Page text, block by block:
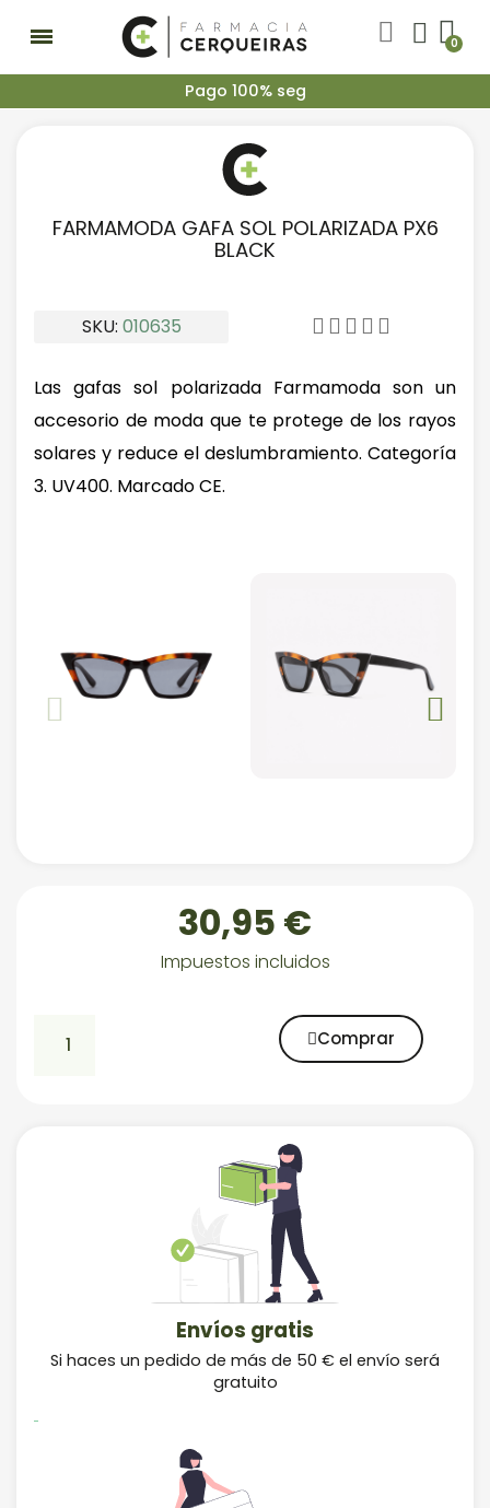
ago 100% segur
FARMAMODA GAFA SOL POLARIZADA PX6
BLACK
SKU 010635     
Las gafas sol polarizada Farmamoda son un
accesorio de moda que te protege de los rayos
solares y reduce el deslumbramiento. Categoría
3. UV400. Marcado CE.
30,95 €
Impuestos incluidos
Comprar
Envíos gratis
Si haces un pedido de más de 50 € el envío será
gratuito